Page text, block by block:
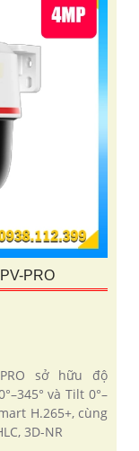
PRO
PRO sở hữu độ
và Tilt 0°–
H.265+, cùng
3D-NR